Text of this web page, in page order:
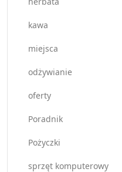
kawa
miejsca
odżywianie
oferty
Poradnik
Pożyczki
sprzęt komputerowy